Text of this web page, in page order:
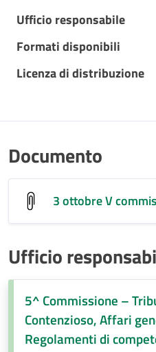
Ufficio responsabile
Formati disponibili
Licenza di distribuzione
Documento
3 ottobre V
Ufficio
5^ Commissione –
Contenzioso, Affari
Regolamenti di